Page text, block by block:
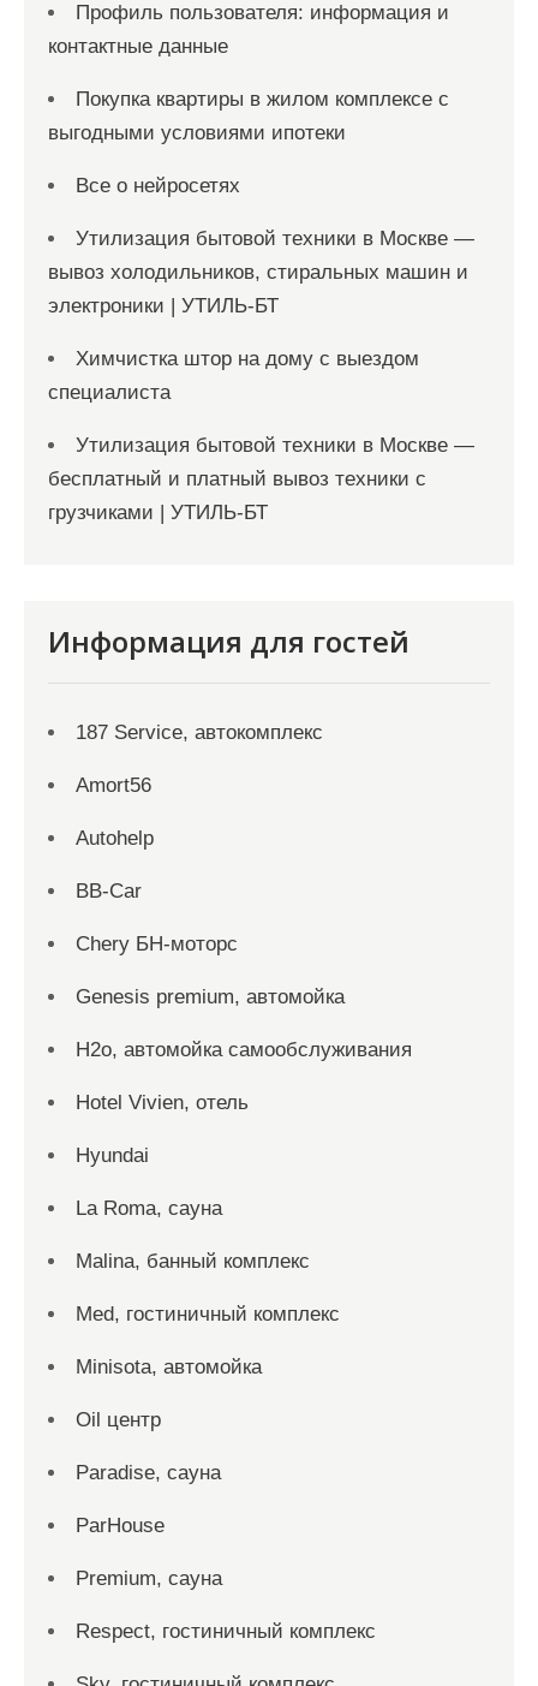
Профиль пользователя: информация и
контактные данные
Покупка квартиры в жилом комплексе с
выгодными условиями ипотеки
Все о нейросетях
Утилизация бытовой техники в Москве —
вывоз холодильников, стиральных машин и
электроники | УТИЛЬ-БТ
Химчистка штор на дому с выездом
специалиста
Утилизация бытовой техники в Москве —
бесплатный и платный вывоз техники с
грузчиками | УТИЛЬ-БТ
Информация для гостей
187 Service, автокомплекс
Amort56
Autohelp
BB-Car
Chery БН-моторс
Genesis premium, автомойка
H2o, автомойка самообслуживания
Hotel Vivien, отель
Hyundai
La Roma, сауна
Malina, банный комплекс
Med, гостиничный комплекс
Minisota, автомойка
Oil центр
Paradise, сауна
ParHouse
Premium, сауна
Respect, гостиничный комплекс